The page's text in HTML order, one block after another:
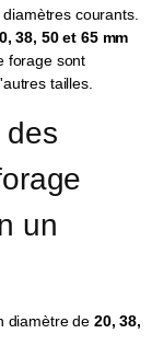
courants.
38, 50 et 65 mm
forage sont
tailles.
des
un
diamètre de 20, 38,